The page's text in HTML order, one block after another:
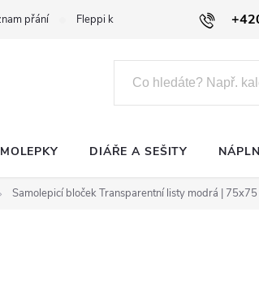
přání Fleppi klub
DIÁŘE A SEŠITY
Samolepicí bloček Transparentní listy modrá |